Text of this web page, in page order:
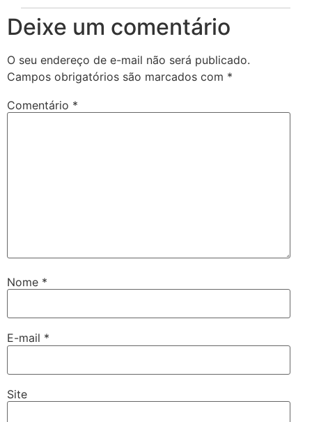
Deixe um comentário
O seu endereço de e-mail não será publicado.
Campos obrigatórios são marcados com *
Comentário *
Nome *
E-mail *
Site